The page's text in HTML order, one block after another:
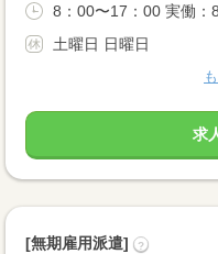
8：00〜17：00 実働：
土曜日 日曜日
求
[無期雇用派遣] ?